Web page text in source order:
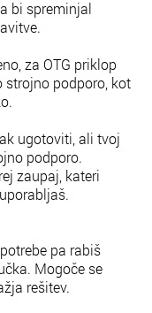
bi spreminjal
za OTG priklop
strojno podporo, kot
ugotoviti, ali tvoj
podporo.
zaupaj, kateri
pa rabiš
Mogoče se
rešitev.